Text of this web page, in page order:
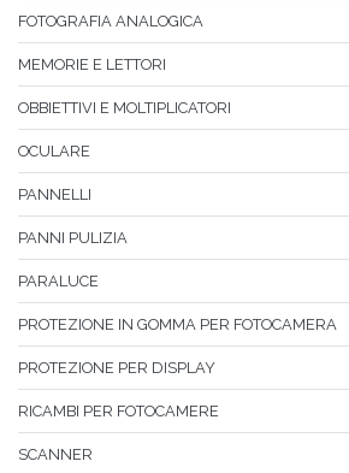
FOTOGRAFIA ANALOGICA
MEMORIE E LETTORI
OBBIETTIVI E MOLTIPLICATORI
OCULARE
PANNELLI
PANNI PULIZIA
PARALUCE
PROTEZIONE IN GOMMA PER FOTOCAMERA
PROTEZIONE PER DISPLAY
RICAMBI PER FOTOCAMERE
SCANNER